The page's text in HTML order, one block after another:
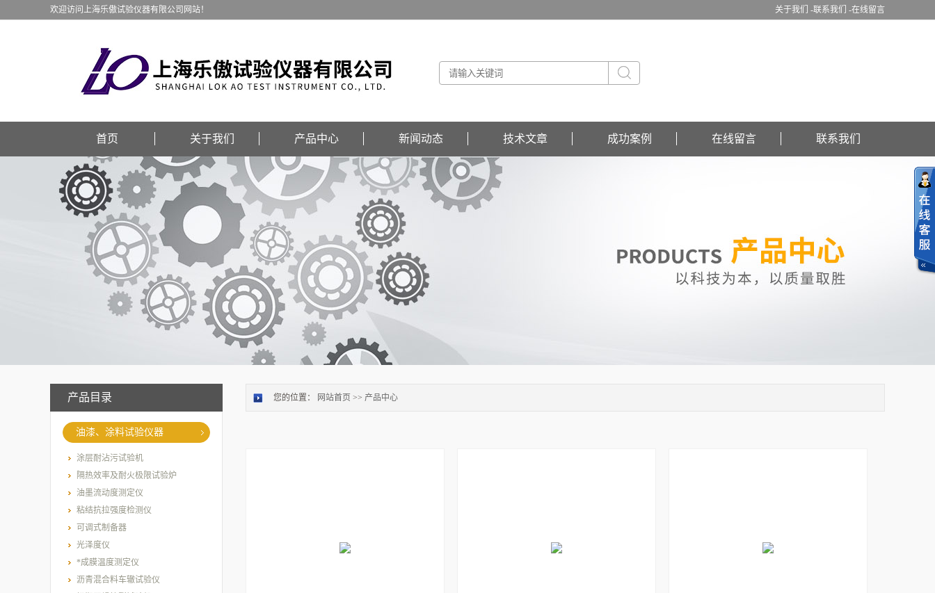
关于我们 -联系我们 -在线留言
欢迎访问上海乐傲试验仪器有限公司网站！
首页 关于我们 产品中心 新闻动态 技术文章 成功案例 在线留言 联系我们
产品目录
油漆、涂料试验仪器
涂层耐沾污试验机
隔热效率及耐火极限试验炉
油墨流动度测定仪
粘结抗拉强度检测仪
可调式制备器
光泽度仪
*成膜温度测定仪
沥青混合料车辙试验仪
您的位置： 网站首页 >> 产品中心